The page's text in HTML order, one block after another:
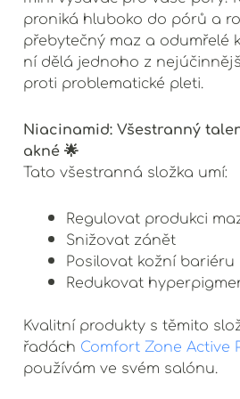
proniká hluboko do pórů a
přebytečný maz a odumřelé
ní dělá jednoho z
proti problematické pleti.
Niacinamid: Všestranný
akné 🌟
Tato všestranná složka umí:
Regulovat produkci
Snižovat zánět
Posilovat kožní bariéru
Redukovat
Kvalitní produkty s těmito
řadách Comfort Zone Active
používám ve svém salónu.